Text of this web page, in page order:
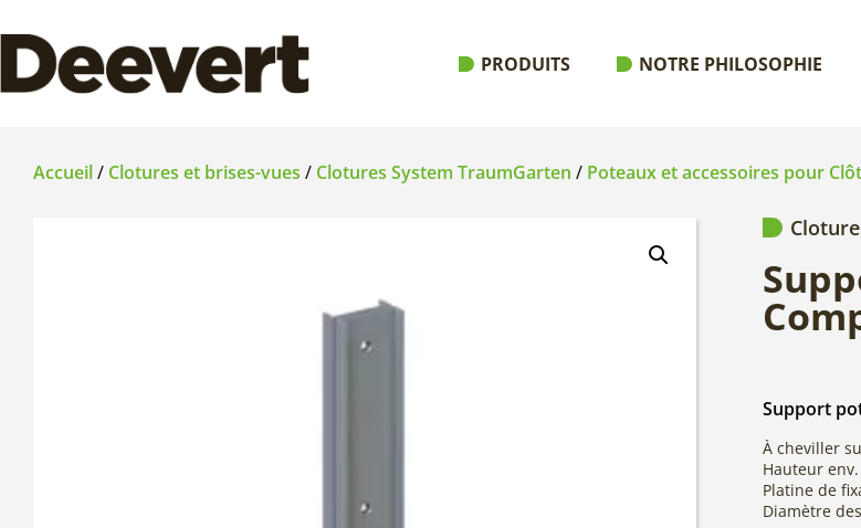
PRODUITS NOTRE PHILOSOPHIE
Accueil/ Clotures et brises-vues / Clotures System TraumGarten / Poteaux et accessoires pour
Support
À cheviller
Hauteur
Platine de
Diamètre